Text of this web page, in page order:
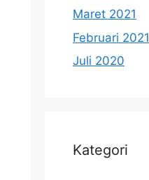
Maret 2021
Februari 2021
Juli 2020
Kategori